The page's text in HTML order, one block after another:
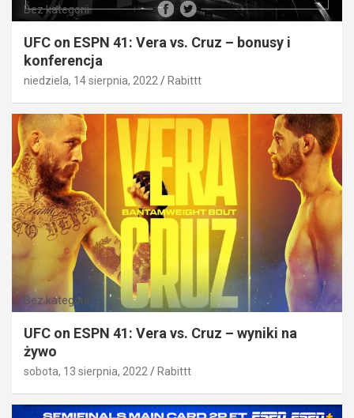
Bez kategorii
UFC on ESPN 41: Vera vs. Cruz – bonusy i
konferencja
niedziela, 14 sierpnia, 2022 Rabittt
Bez kategorii
UFC on ESPN 41: Vera vs. Cruz – wyniki na
żywo
sobota, 13 sierpnia, 2022 Rabittt